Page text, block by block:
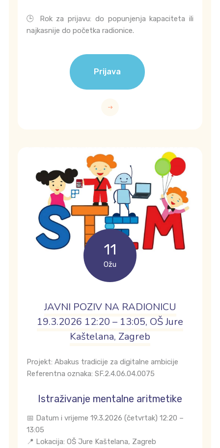
🕒 Rok za prijavu: do popunjenja kapaciteta ili
najkasnije do početka radionice.
Prijava
11
Ožu
JAVNI POZIV NA RADIONICU
19.3.2026 12:20 – 13:05, OŠ Jure
Kaštelana, Zagreb
Projekt: Abakus tradicije za digitalne ambicije
Referentna oznaka: SF.2.4.06.04.0075
Istraživanje mentalne aritmetike
📅 Datum i vrijeme 19.3.2026 (četvrtak) 12:20 –
13:05
📍 Lokacija: OŠ Jure Kaštelana, Zagreb